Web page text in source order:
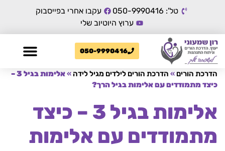
טל': 050-9990416
עקבו אחרי בפייסבוק
ערוץ היוטיוב שלי
050-9990416
הדרכת הורים » הדרכת הורים לילדים מגיל לידה »
אלימות בגיל 3 –
כיצד מתמודדים עם אלימות בגיל הרך?
אלימות בגיל 3 – כיצד
מתמודדים עם אלימות